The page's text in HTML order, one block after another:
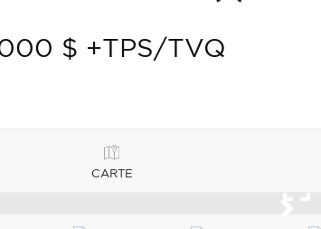
$ +TPS/TVQ
CARTE